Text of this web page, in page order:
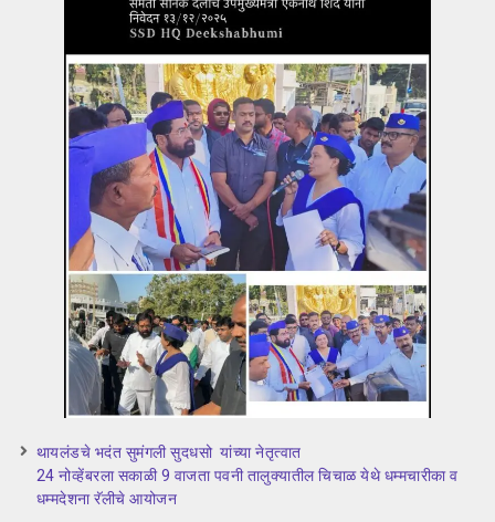
थायलंडचे भदंत सुमंगली सुदधसो यांच्या नेतृत्वात
24 नोव्हेंबरला सकाळी 9 वाजता पवनी तालुक्यातील चिचाळ येथे धम्मचारीका व
धम्मदेशना रॅलीचे आयोजन